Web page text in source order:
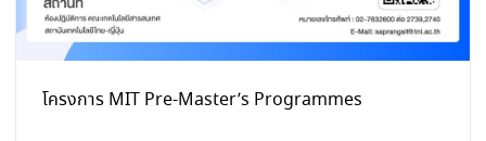
โครงการ MIT Pre-Master’s Programmes